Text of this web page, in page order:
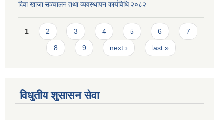
दिवा खाजा सञ्चालन तथा व्यवस्थापन कार्यविधि २०८२
Pages
1 2 3 4 5 6 7
8 9 next › last »
विधुतीय शुसासन सेवा